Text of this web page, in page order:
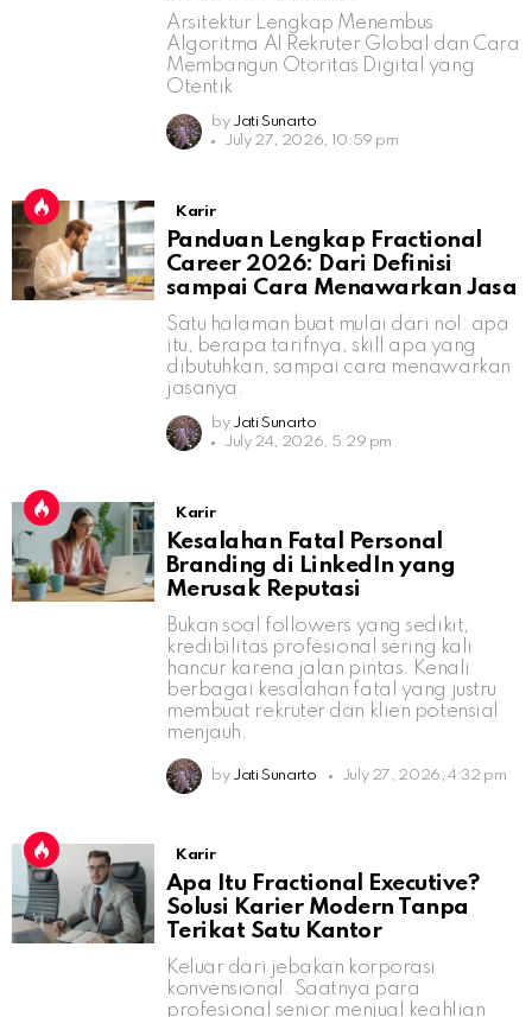
Arsitektur Lengkap Menembus
Algoritma AI Rekruter Global dan Cara
Membangun Otoritas Digital yang
Otentik
by Jati Sunarto
July 27, 2026, 10:59 pm
Karir
Panduan Lengkap Fractional
Career 2026: Dari Definisi
sampai Cara Menawarkan Jasa
Satu halaman buat mulai dari nol: apa
itu, berapa tarifnya, skill apa yang
dibutuhkan, sampai cara menawarkan
jasanya.
by Jati Sunarto
July 24, 2026, 5:29 pm
Karir
Kesalahan Fatal Personal
Branding di LinkedIn yang
Merusak Reputasi
Bukan soal followers yang sedikit,
kredibilitas profesional sering kali
hancur karena jalan pintas. Kenali
berbagai kesalahan fatal yang justru
membuat rekruter dan klien potensial
menjauh.
by Jati Sunarto July 27, 2026, 4:32 pm
Karir
Apa Itu Fractional Executive?
Solusi Karier Modern Tanpa
Terikat Satu Kantor
Keluar dari jebakan korporasi
konvensional. Saatnya para
profesional senior menjual keahlian